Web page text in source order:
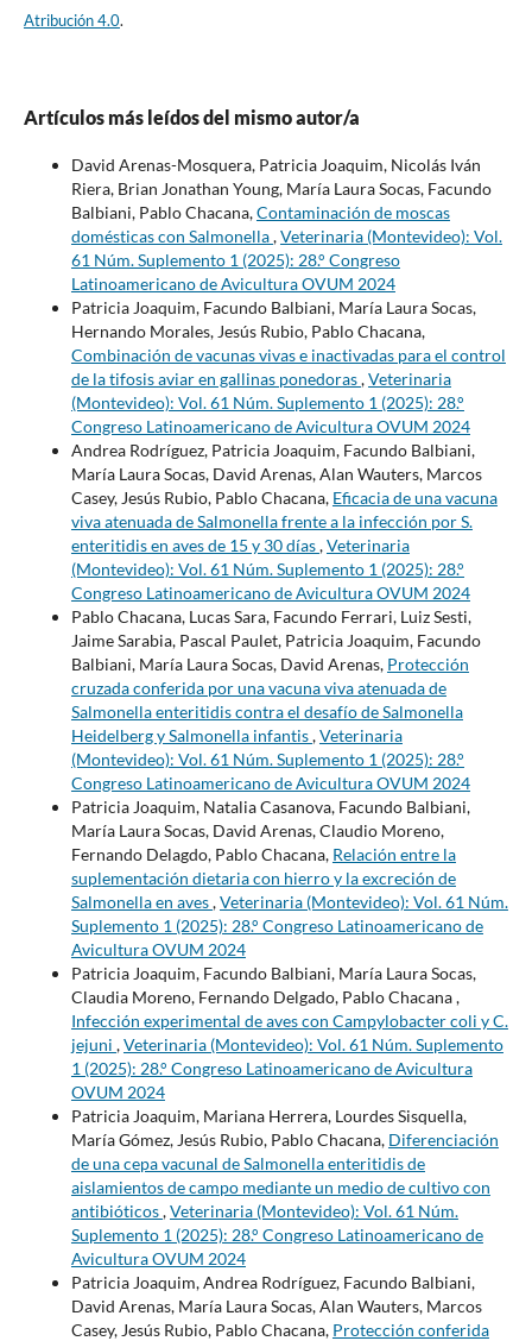
Atribución 4.0.
Artículos más leídos del mismo autor/a
David Arenas-Mosquera, Patricia Joaquim, Nicolás Iván
Riera, Brian Jonathan Young, María Laura Socas, Facundo
Balbiani, Pablo Chacana,Contaminación de moscas
domésticas con Salmonella,Veterinaria (Montevideo): Vol.
61 Núm. Suplemento 1 (2025): 28.° Congreso
Latinoamericano de Avicultura OVUM 2024
Patricia Joaquim, Facundo Balbiani, María Laura Socas,
Hernando Morales, Jesús Rubio, Pablo Chacana,
Combinación de vacunas vivas e inactivadas para el control
de la tifosis aviar en gallinas ponedoras,Veterinaria
(Montevideo): Vol. 61 Núm. Suplemento 1 (2025): 28.°
Congreso Latinoamericano de Avicultura OVUM 2024
Andrea Rodríguez, Patricia Joaquim, Facundo Balbiani,
María Laura Socas, David Arenas, Alan Wauters, Marcos
Casey, Jesús Rubio, Pablo Chacana, Eficacia de una vacuna
viva atenuada de Salmonella frente a la infección por S.
enteritidis en aves de 15 y 30 días,Veterinaria
(Montevideo): Vol. 61 Núm. Suplemento 1 (2025): 28.°
Congreso Latinoamericano de Avicultura OVUM 2024
Pablo Chacana, Lucas Sara, Facundo Ferrari, Luiz Sesti,
Jaime Sarabia, Pascal Paulet, Patricia Joaquim, Facundo
Balbiani, María Laura Socas, David Arenas, Protección
cruzada conferida por una vacuna viva atenuada de
Salmonella enteritidis contra el desafío de Salmonella
Heidelberg y Salmonella infantis,Veterinaria
(Montevideo): Vol. 61 Núm. Suplemento 1 (2025): 28.°
Congreso Latinoamericano de Avicultura OVUM 2024
Patricia Joaquim, Natalia Casanova, Facundo Balbiani,
María Laura Socas, David Arenas, Claudio Moreno,
Fernando Delagdo, Pablo Chacana, Relación entre la
suplementación dietaria con hierro y la excreción de
Salmonella en aves,Veterinaria (Montevideo): Vol. 61 Núm.
Suplemento 1 (2025): 28.° Congreso Latinoamericano de
Avicultura OVUM 2024
Patricia Joaquim, Facundo Balbiani, María Laura Socas,
Claudia Moreno, Fernando Delgado, Pablo Chacana ,
Infección experimental de aves con Campylobacter coli y C.
jejuni ,Veterinaria (Montevideo): Vol. 61 Núm. Suplemento
1 (2025): 28.° Congreso Latinoamericano de Avicultura
OVUM 2024
Patricia Joaquim, Mariana Herrera, Lourdes Sisquella,
María Gómez, Jesús Rubio, Pablo Chacana, Diferenciación
de una cepa vacunal de Salmonella enteritidis de
aislamientos de campo mediante un medio de cultivo con
antibióticos,Veterinaria (Montevideo): Vol. 61 Núm.
Suplemento 1 (2025): 28.° Congreso Latinoamericano de
Avicultura OVUM 2024
Patricia Joaquim, Andrea Rodríguez, Facundo Balbiani,
David Arenas, María Laura Socas, Alan Wauters, Marcos
Casey, Jesús Rubio, Pablo Chacana, Protección conferida